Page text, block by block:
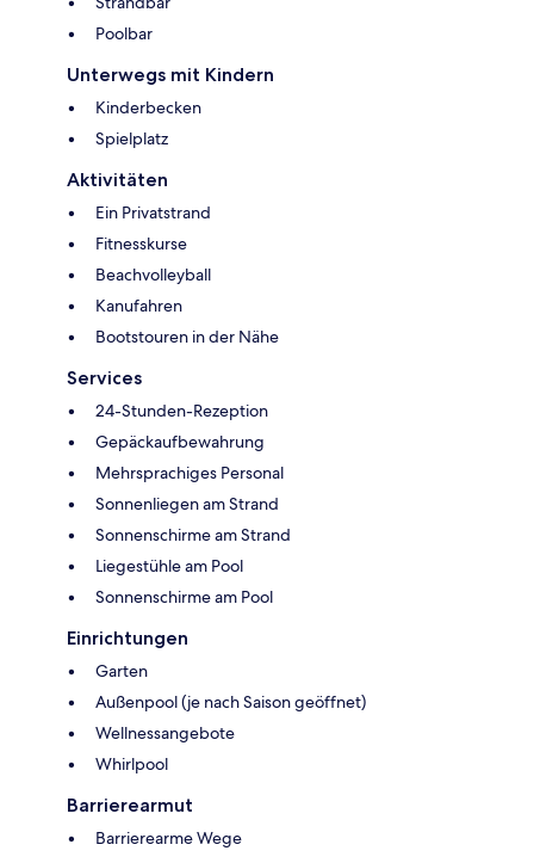
Poolbar
Unterwegs mit Kindern
Kinderbecken
Spielplatz
Aktivitäten
Ein Privatstrand
Fitnesskurse
Beachvolleyball
Kanufahren
Bootstouren in der Nähe
Services
24-Stunden-Rezeption
Gepäckaufbewahrung
Mehrsprachiges Personal
Sonnenliegen am Strand
Sonnenschirme am Strand
Liegestühle am Pool
Sonnenschirme am Pool
Einrichtungen
Garten
Außenpool (je nach Saison geöffnet)
Wellnessangebote
Whirlpool
Barrierearmut
Barrierearme Wege